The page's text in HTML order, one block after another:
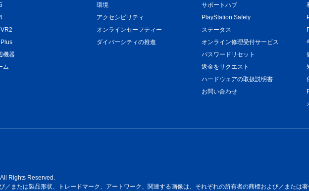
Plus
機器
ム
環境
アクセシビリティ
オンラインセーフティー
ダイバーシティの推進
サポートハブ
PlayStation Safety
ステータス
オンライン修理受付サービス
パスワードリセット
返金をリクエスト
ハードウェアの取扱説明書
お問い合わせ
Rights Reserved.
／または製品形状、トレードマーク、アートワーク、関連する画像は、それぞれの所有者の商標および／または